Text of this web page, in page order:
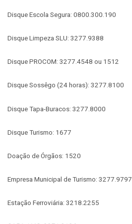
Disque Escola Segura: 0800.300.190
Disque Limpeza SLU: 3277.9388
Disque PROCOM: 3277.4548 ou 1512
Disque Sossêgo (24 horas): 3277.8100
Disque Tapa-Buracos: 3277.8000
Disque Turismo: 1677
Doação de Órgãos: 1520
Empresa Municipal de Turismo: 3277.9797
Estação Ferroviária: 3218.2255